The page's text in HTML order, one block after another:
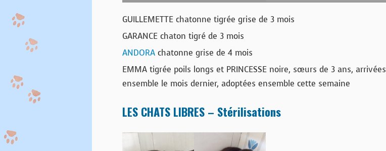
GUILLEMETTE chatonne tigrée grise de 3 mois
GARANCE chaton tigré de 3 mois
ANDORA chatonne grise de 4 mois
EMMA tigrée poils longs et PRINCESSE noire, sœurs de 3 ans, arrivées
ensemble le mois dernier, adoptées ensemble cette semaine
LES CHATS LIBRES – Stérilisations